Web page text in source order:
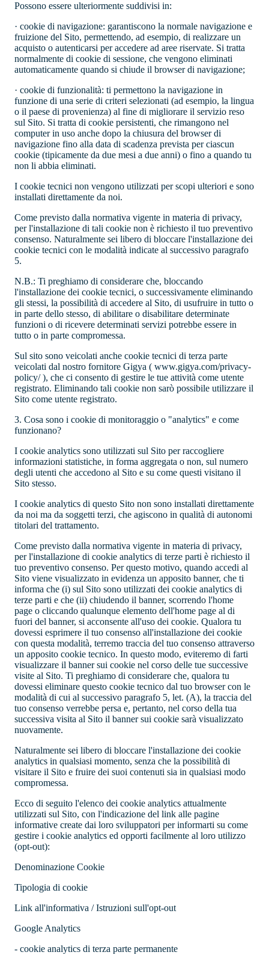
Possono essere ulteriormente suddivisi in:
· cookie di navigazione: garantiscono la normale navigazione e
fruizione del Sito, permettendo, ad esempio, di realizzare un
acquisto o autenticarsi per accedere ad aree riservate. Si tratta
normalmente di cookie di sessione, che vengono eliminati
automaticamente quando si chiude il browser di navigazione;
· cookie di funzionalità: ti permettono la navigazione in
funzione di una serie di criteri selezionati (ad esempio, la lingua
o il paese di provenienza) al fine di migliorare il servizio reso
sul Sito. Si tratta di cookie persistenti, che rimangono nel
computer in uso anche dopo la chiusura del browser di
navigazione fino alla data di scadenza prevista per ciascun
cookie (tipicamente da due mesi a due anni) o fino a quando tu
non li abbia eliminati.
I cookie tecnici non vengono utilizzati per scopi ulteriori e sono
installati direttamente da noi.
Come previsto dalla normativa vigente in materia di privacy,
per l'installazione di tali cookie non è richiesto il tuo preventivo
consenso. Naturalmente sei libero di bloccare l'installazione dei
cookie tecnici con le modalità indicate al successivo paragrafo
5.
N.B.: Ti preghiamo di considerare che, bloccando
l'installazione dei cookie tecnici, o successivamente eliminando
gli stessi, la possibilità di accedere al Sito, di usufruire in tutto o
in parte dello stesso, di abilitare o disabilitare determinate
funzioni o di ricevere determinati servizi potrebbe essere in
tutto o in parte compromessa.
Sul sito sono veicolati anche cookie tecnici di terza parte
veicolati dal nostro fornitore Gigya ( www.gigya.com/privacy-
policy/ ), che ci consento di gestire le tue attività come utente
registrato. Eliminando tali cookie non sarò possibile utilizzare il
Sito come utente registrato.
3. Cosa sono i cookie di monitoraggio o "analytics" e come
funzionano?
I cookie analytics sono utilizzati sul Sito per raccogliere
informazioni statistiche, in forma aggregata o non, sul numero
degli utenti che accedono al Sito e su come questi visitano il
Sito stesso.
I cookie analytics di questo Sito non sono installati direttamente
da noi ma da soggetti terzi, che agiscono in qualità di autonomi
titolari del trattamento.
Come previsto dalla normativa vigente in materia di privacy,
per l'installazione di cookie analytics di terze parti è richiesto il
tuo preventivo consenso. Per questo motivo, quando accedi al
Sito viene visualizzato in evidenza un apposito banner, che ti
informa che (i) sul Sito sono utilizzati dei cookie analytics di
terze parti e che (ii) chiudendo il banner, scorrendo l'home
page o cliccando qualunque elemento dell'home page al di
fuori del banner, si acconsente all'uso dei cookie. Qualora tu
dovessi esprimere il tuo consenso all'installazione dei cookie
con questa modalità, terremo traccia del tuo consenso attraverso
un apposito cookie tecnico. In questo modo, eviteremo di farti
visualizzare il banner sui cookie nel corso delle tue successive
visite al Sito. Ti preghiamo di considerare che, qualora tu
dovessi eliminare questo cookie tecnico dal tuo browser con le
modalità di cui al successivo paragrafo 5, let. (A), la traccia del
tuo consenso verrebbe persa e, pertanto, nel corso della tua
successiva visita al Sito il banner sui cookie sarà visualizzato
nuovamente.
Naturalmente sei libero di bloccare l'installazione dei cookie
analytics in qualsiasi momento, senza che la possibilità di
visitare il Sito e fruire dei suoi contenuti sia in qualsiasi modo
compromessa.
Ecco di seguito l'elenco dei cookie analytics attualmente
utilizzati sul Sito, con l'indicazione del link alle pagine
informative create dai loro sviluppatori per informarti su come
gestire i cookie analytics ed opporti facilmente al loro utilizzo
(opt-out):
Denominazione Cookie
Tipologia di cookie
Link all'informativa / Istruzioni sull'opt-out
Google Analytics
- cookie analytics di terza parte permanente